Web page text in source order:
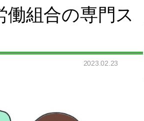
組合の専門ス
2023.02.23